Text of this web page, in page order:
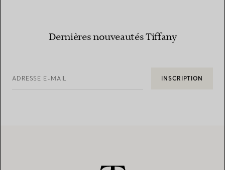
Dernières nouveautés Tiffany
ADRESSE E-MAIL INSCRIPTION